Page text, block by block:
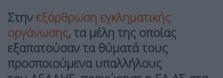
Στην εξάρθρωση εγκληματικής
οργάνωσης, τα μέλη της οποίας
εξαπατούσαν τα θύματά τους
προσποιούμενα υπαλλήλους